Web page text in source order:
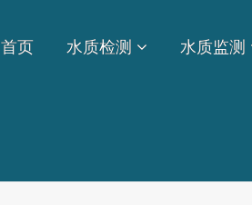
首页 水质检测 水质监测